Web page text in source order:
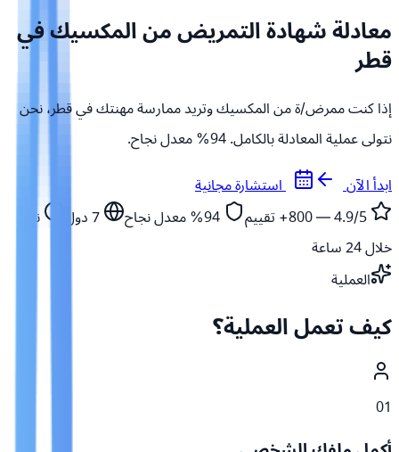
معادلة شهادة التمريض من المكسيك في
قطر
إذا كنت ممرض/ة من المكسيك وتريد ممارسة مهنتك في قطر، نحن
نتولى عملية المعادلة بالكامل. 94% معدل نجاح.
ابدأ الآن
استشارة مجانية
تقييم معدل نجاح دول
نبدأ
خلال 24 ساعة
العملية
كيف تعمل العملية؟
01